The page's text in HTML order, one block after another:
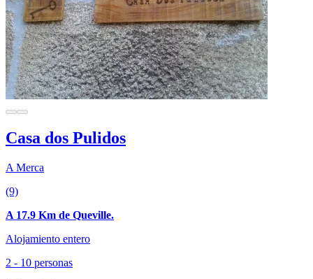
Casa dos Pulidos
A Merca
(9)
A 17.9 Km de Queville.
Alojamiento entero
2 - 10 personas